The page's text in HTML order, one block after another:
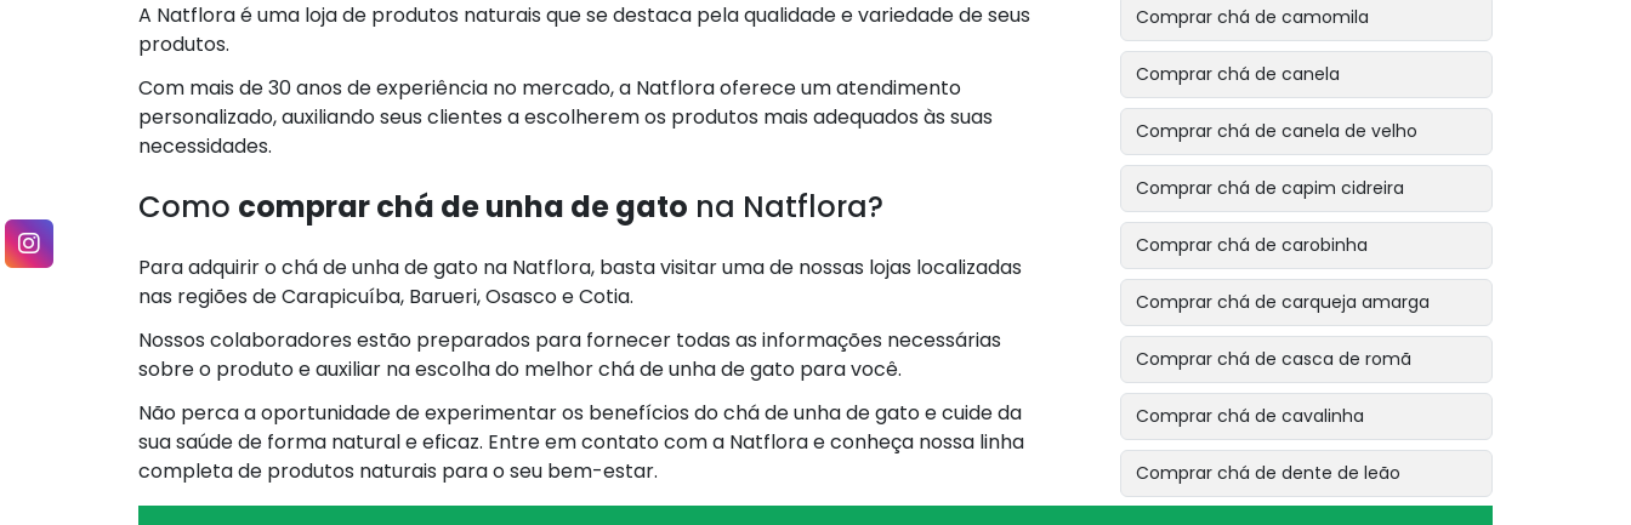
A Natflora é uma loja de produtos naturais que se destaca pela qualidade e variedade de seus
produtos.
Com mais de 30 anos de experiência no mercado, a Natflora oferece um atendimento
personalizado, auxiliando seus clientes a escolherem os produtos mais adequados às suas
necessidades.
Como comprar chá de unha de gato na Natflora?
Para adquirir o chá de unha de gato na Natflora, basta visitar uma de nossas lojas localizadas
nas regiões de Carapicuíba, Barueri, Osasco e Cotia.
Nossos colaboradores estão preparados para fornecer todas as informações necessárias
sobre o produto e auxiliar na escolha do melhor chá de unha de gato para você.
Não perca a oportunidade de experimentar os benefícios do chá de unha de gato e cuide da
sua saúde de forma natural e eficaz. Entre em contato com a Natflora e conheça nossa linha
completa de produtos naturais para o seu bem-estar.
Comprar chá de camomila
Comprar chá de canela
Comprar chá de canela de velho
Comprar chá de capim cidreira
Comprar chá de carobinha
Comprar chá de carqueja amarga
Comprar chá de casca de romã
Comprar chá de cavalinha
Comprar chá de dente de leão